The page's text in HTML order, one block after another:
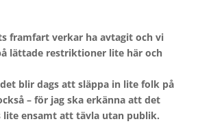
framfart verkar ha avtagit och vi
lättade restriktioner lite här och
blir dags att släppa in lite folk på
– för jag ska erkänna att det
lite ensamt att tävla utan publik.